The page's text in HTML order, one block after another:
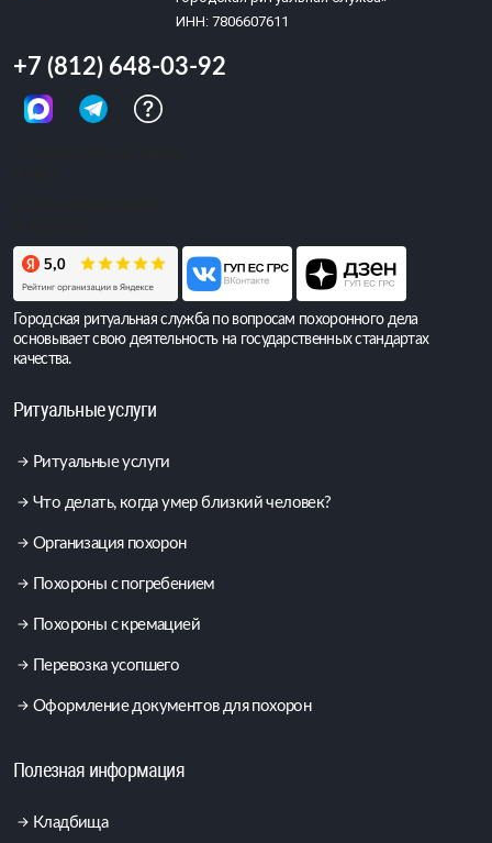
ИНН: 7806607611
+7 (812) 648-03-92
Городская ритуальная служба по вопросам похоронного дела
основывает свою деятельность на государственных стандартах
качества.
Ритуальные услуги
Ритуальные услуги
Что делать, когда умер близкий человек?
Организация похорон
Похороны с погребением
Похороны с кремацией
Перевозка усопшего
Оформление документов для похорон
Полезная информация
Кладбища